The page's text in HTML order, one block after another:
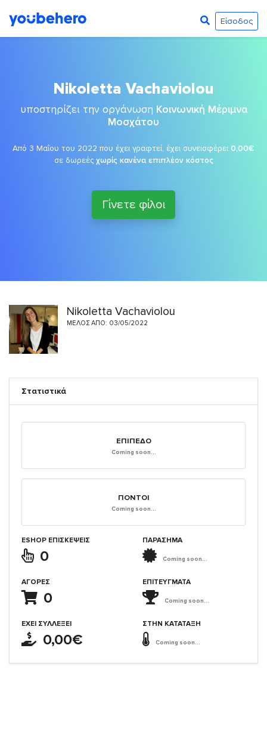
Είσοδος
Nikoletta Vachaviolou
υποστηρίζει την οργάνωση Κοινωνική Μέριμνα
Μοσχάτου
Από 3 Μαΐου του 2022 που έχει γραφτεί, έχει συνεισφέρει 0,00€
σε δωρεές χωρίς κανένα επιπλέον κόστος
Γίνετε φίλοι
Nikoletta Vachaviolou
ΜΈΛΟΣ ΑΠΌ: 03/05/2022
Στατιστικά
ΕΠΊΠΕΔΟ
Coming soon...
ΠΌΝΤΟΙ
Coming soon...
ESHOP ΕΠΙΣΚΈΨΕΙΣ
0
ΑΓΟΡΈΣ
0
ΈΧΕΙ ΣΥΛΛΈΞΕΙ
0,00€
ΠΑΡΑΣΗΜΑ
Coming soon...
ΕΠΙΤΕΎΓΜΑΤΑ
Coming soon...
ΣΤΗΝ ΚΑΤΆΤΑΞΗ
Coming soon...